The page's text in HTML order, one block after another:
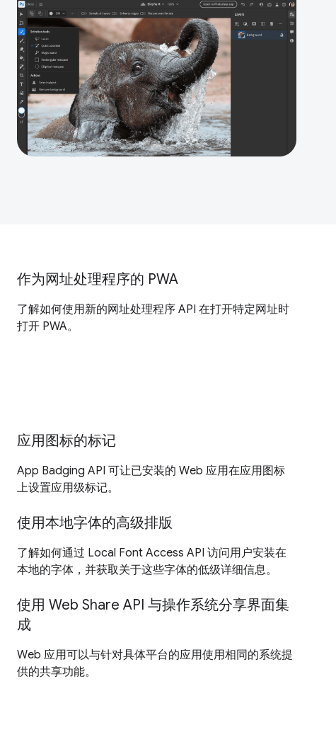
作为网址处理程序的 PWA
了解如何使用新的网址处理程序 API 在打开特定网址时
打开 PWA。
应用图标的标记
App Badging API 可让已安装的 Web 应用在应用图标
上设置应用级标记。
使用本地字体的高级排版
了解如何通过 Local Font Access API 访问用户安装在
本地的字体，并获取关于这些字体的低级详细信息。
使用 Web Share API 与操作系统分享界面集
成
Web 应用可以与针对具体平台的应用使用相同的系统提
供的共享功能。